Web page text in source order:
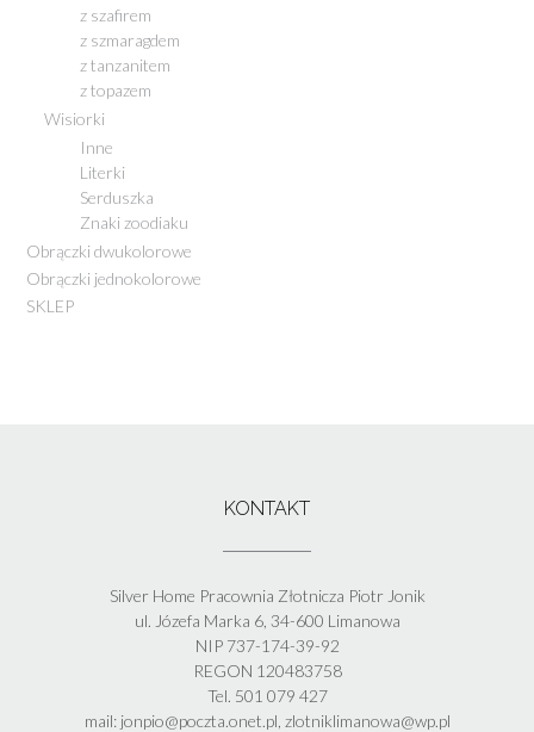
z szafirem
z szmaragdem
z tanzanitem
z topazem
Wisiorki
Inne
Literki
Serduszka
Znaki zoodiaku
Obrączki dwukolorowe
Obrączki jednokolorowe
SKLEP
KONTAKT
Silver Home Pracownia Złotnicza Piotr Jonik
ul. Józefa Marka 6, 34-600 Limanowa
NIP 737-174-39-92
REGON 120483758
Tel. 501 079 427
mail: jonpio@poczta.onet.pl, zlotniklimanowa@wp.pl